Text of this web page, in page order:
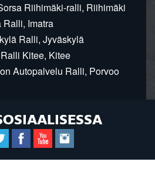
Riihimäki-ralli, Riihimäki
Ralli, Imatra
Ralli, Jyväskylä
Kitee, Kitee
Autopalvelu Ralli, Porvoo